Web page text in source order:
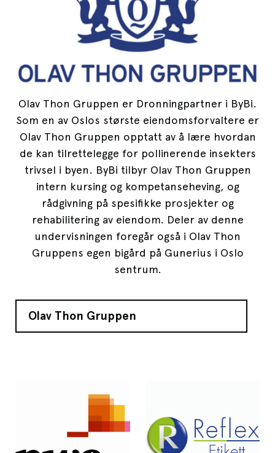
Olav Thon Gruppen er Dronningpartner i ByBi.
Som en av Oslos største eiendomsforvaltere er
Olav Thon Gruppen opptatt av å lære hvordan
de kan tilrettelegge for pollinerende insekters
trivsel i byen. ByBi tilbyr Olav Thon Gruppen
intern kursing og kompetanseheving, og
rådgivning på spesifikke prosjekter og
rehabilitering av eiendom. Deler av denne
undervisningen foregår også i Olav Thon
Gruppens egen bigård på Gunerius i Oslo
sentrum.
Olav Thon Gruppen